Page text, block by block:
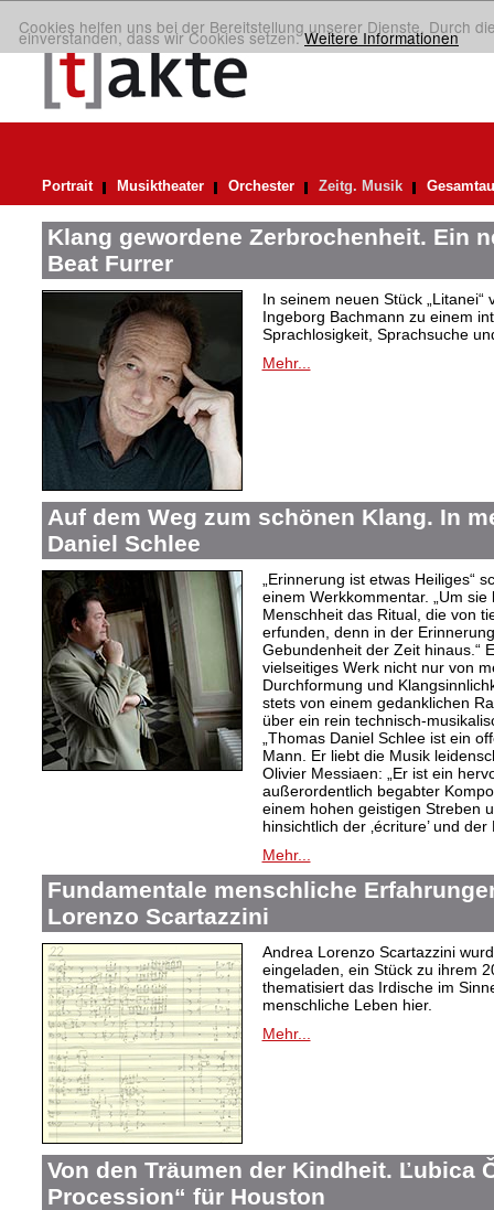
Cookies helfen uns bei der Bereitstellung unserer Dienste. Durch
einverstanden, dass wir Cookies setzen.Weitere Informationen
Portrait Musiktheater Orchester Zeitg. Musik
Klang gewordene Zerbrochenheit. Ein
Beat Furrer
In seinem neuen Stück
Ingeborg Bachmann zu einem
Sprachlosigkeit, Sprachsuche
Mehr...
Auf dem Weg zum schönen Klang. In
Daniel Schlee
„Erinnerung ist etwas Heiliges“
einem Werkkommentar. „Um
Menschheit das Ritual, die von
erfunden, denn in der
Gebundenheit der Zeit hinaus.“
vielseitiges Werk nicht nur von
Durchformung und
stets von einem gedanklichen
über ein rein technisch-
„Thomas Daniel Schlee ist ein
Mann. Er liebt die Musik
Olivier Messiaen: „Er ist ein
außerordentlich begabter
einem hohen geistigen Streben
hinsichtlich der ‚écriture’ und der
Mehr...
Fundamentale menschliche
Lorenzo Scartazzini
Andrea Lorenzo Scartazzini
eingeladen, ein Stück zu ihrem
thematisiert das Irdische im
menschliche Leben hier.
Mehr...
Von den Träumen der Kindheit. Ľubica
Procession“ für Houston